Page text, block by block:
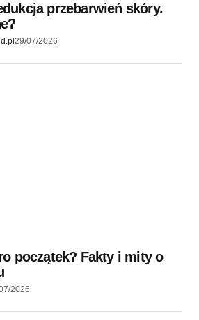
przebarwień skóry.
29/07/2026
początek? Fakty i mity o
2026